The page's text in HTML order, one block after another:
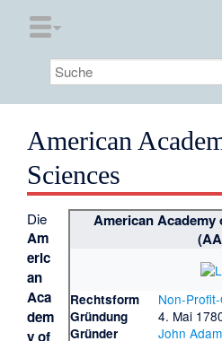
American
Sciences
American
Rechtsform Non-
Gründung 4. Mai
Gründer John
Die
Am
eric
an
Aca
dem
y of